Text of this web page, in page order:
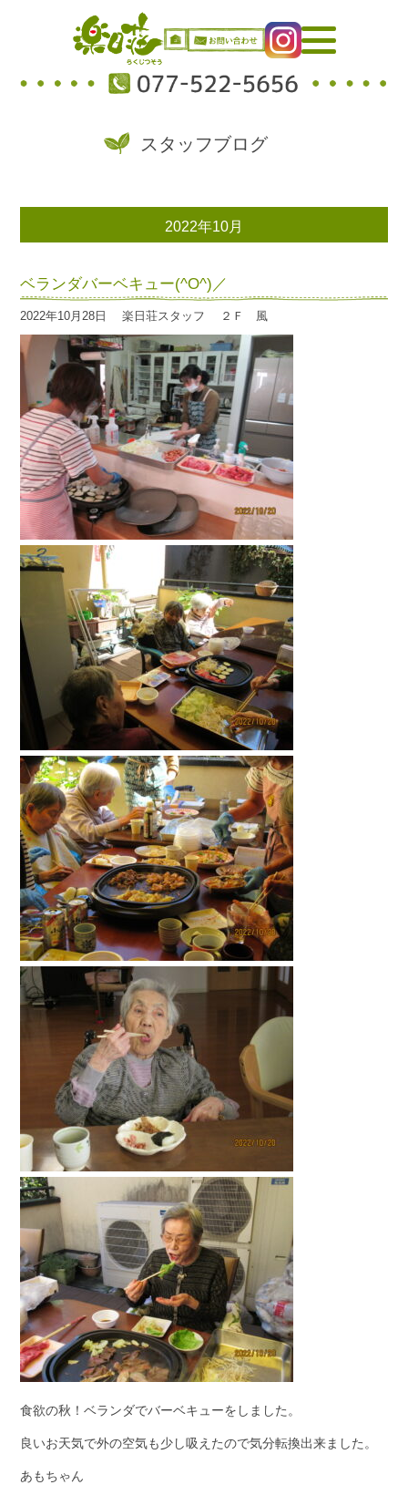
スタッフブログ
2022年10月
ベランダバーベキュー(^O^)／
2022年10月28日 楽日荘スタッフ ２Ｆ 風
食欲の秋！ベランダでバーベキューをしました。
良いお天気で外の空気も少し吸えたので気分転換出来ました。
あもちゃん